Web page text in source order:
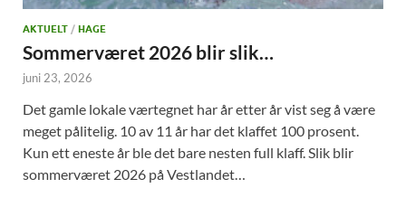
AKTUELT / HAGE
Sommerværet 2026 blir slik…
juni 23, 2026
Det gamle lokale værtegnet har år etter år vist seg å være
meget pålitelig. 10 av 11 år har det klaffet 100 prosent.
Kun ett eneste år ble det bare nesten full klaff. Slik blir
sommerværet 2026 på Vestlandet…